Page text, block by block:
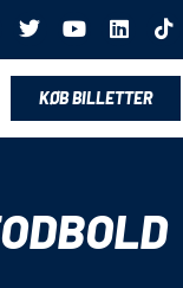
KØB BILLETTER